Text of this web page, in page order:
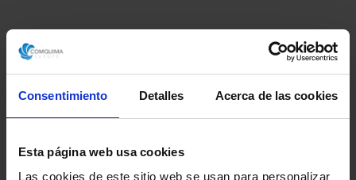
Consentimiento Detalles Acerca de las cookies
Esta página web usa cookies
Las cookies de este sitio web se usan para personalizar
Fabricado por
AGUILAR Y SALAS
Solicita aquí tu presupuesto
Descarga la ficha técnica